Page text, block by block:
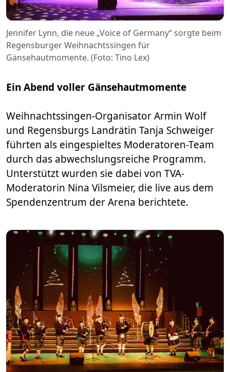
Jennifer Lynn, die neue „Voice of Germany“ sorgte beim
Regensburger Weihnachtssingen für
Gänsehautmomente. (Foto: Tino Lex)
Ein Abend voller Gänsehautmomente
Weihnachtssingen-Organisator Armin Wolf
und Regensburgs Landrätin Tanja Schweiger
führten als eingespieltes Moderatoren-Team
durch das abwechslungsreiche Programm.
Unterstützt wurden sie dabei von TVA-
Moderatorin Nina Vilsmeier, die live aus dem
Spendenzentrum der Arena berichtete.